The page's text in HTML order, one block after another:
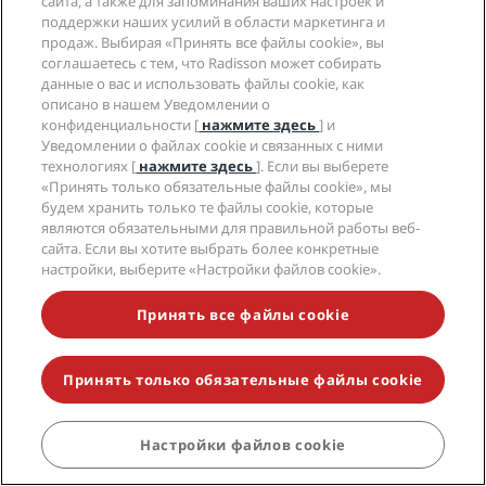
ЗАБРОНИРОВАТЬ
Мероприятия и конференции - условия и
положения
Совершенство
в деталях
Откройте для себя
уникальную
коллекцию
легендарных
отелей с местным
поддержки наших усилий в области маркетинга и
продаж. Выбирая «Принять все файлы cookie», вы
соглашаетесь с тем, что Radisson может собирать
данные о вас и использовать файлы cookie, как
описано в нашем Уведомлении о
конфиденциальности [ нажмите здесь] и
Уведомлении о файлах cookie и связанных с ними
технологиях [ нажмите здесь]. Если вы выберете
«Принять только обязательные файлы cookie», мы
будем хранить только те файлы cookie, которые
являются обязательными для правильной работы веб-
сайта. Если вы хотите выбрать более конкретные
настройки, выберите «Настройки файлов cookie».
Принять все файлы cookie
Принять только обязательные файлы cookie
Настройки файлов cookie